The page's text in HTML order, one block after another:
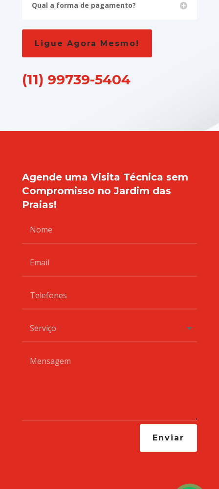
Qual a forma de pagamento?
Ligue Agora Mesmo!
(11) 99739-5404
Agende uma Visita Técnica sem
Compromisso no Jardim das
Praias!
Enviar